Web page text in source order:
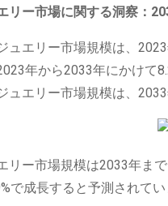
リー市場に関する洞察：
ュエリー市場規模は、
年から2033年にかけて
ュエリー市場規模は、
リー市場規模は2033年ま
で成長すると予測されてい